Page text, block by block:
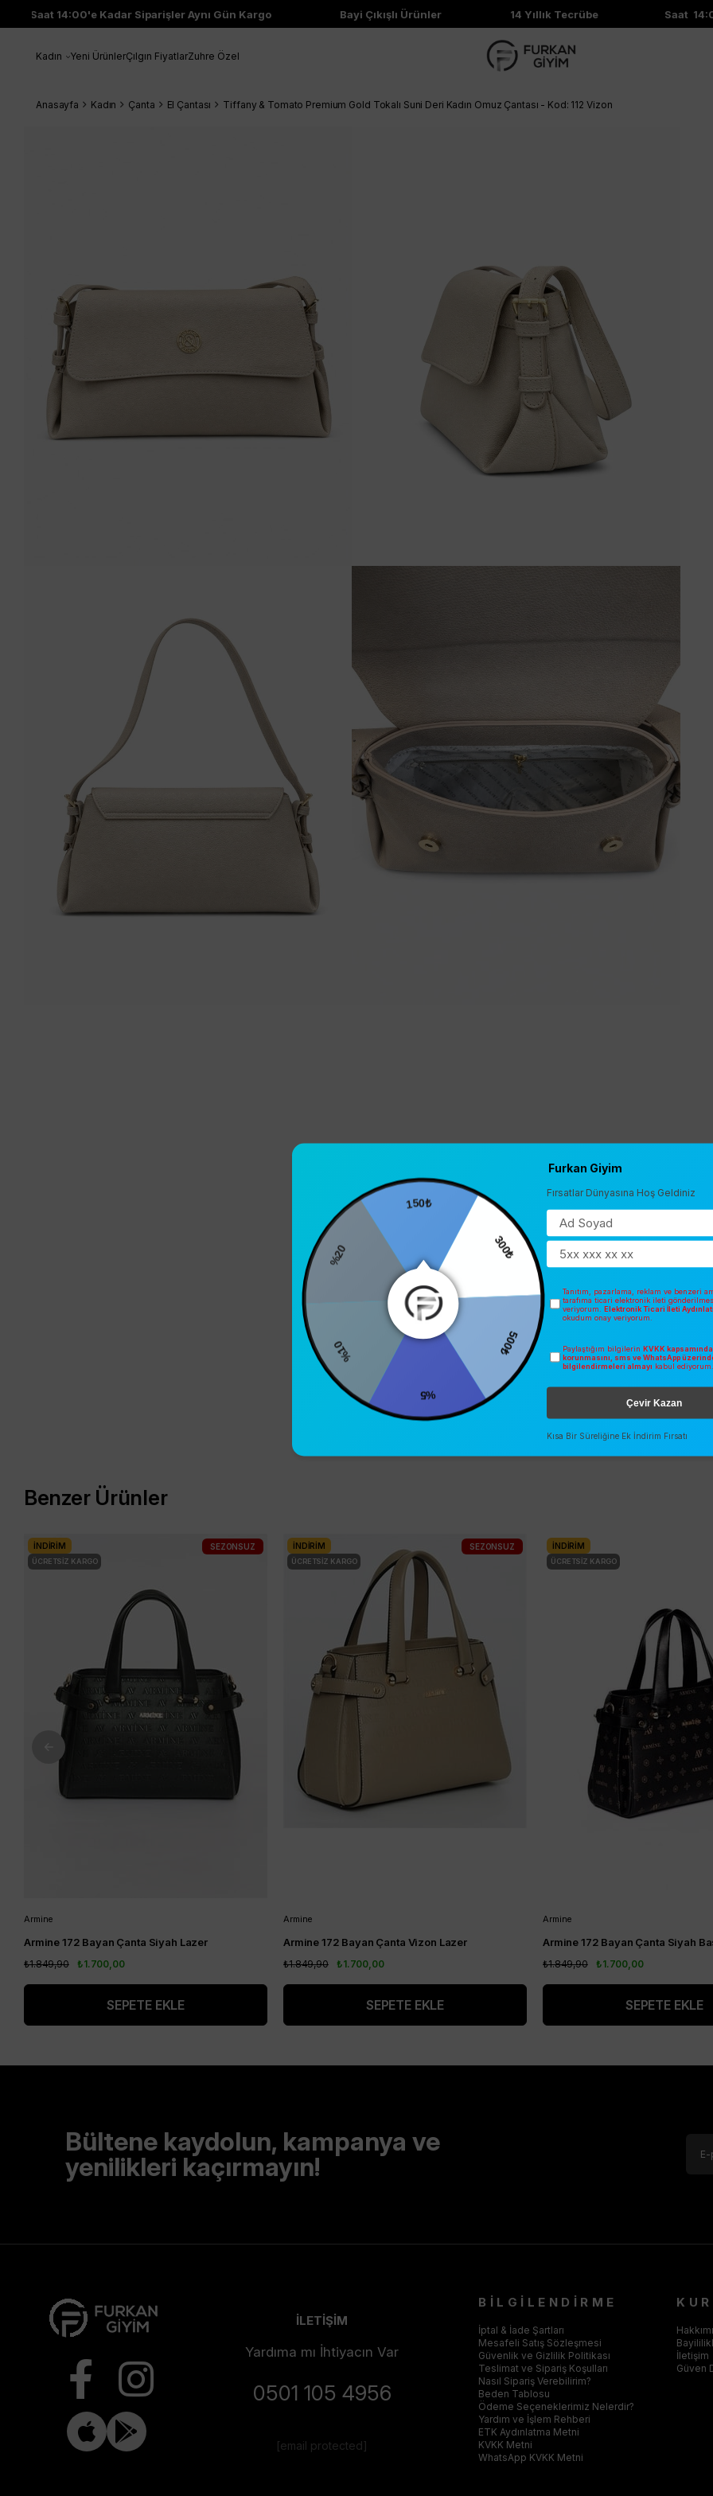
Saat 14:00'e Kadar Siparişler Aynı Gün Kargo Bayi Çıkışlı Ürünler 14 Yıllık Tecrübe Saat
Kadın Yeni ÜrünlerÇılgın FiyatlarZuhre Özel
Anasayfa Kadın Çanta El Çantası Tiffany & Tomato Premium Gold Tokalı Suni Deri Kadın Omuz Çantası - Kod: 112 Vizon
Benzer Ürünler
Armine
Armine 172 Bayan Çanta Siyah Lazer
₺1.700,00
₺1.849,90
SEPETE EKLE
İNDIRIM
ÜCRETSIZ KARGO
SEZONSUZ
Armine
Armine 172 Bayan Çanta Vizon Lazer
₺1.700,00
₺1.849,90
SEPETE EKLE
İNDIRIM
ÜCRETSIZ KARGO
SEZONSUZ
Armine
Armine 172 Bayan Çanta Siyah
₺1.700,00
₺1.849,90
SEPETE EKLE
İNDIRIM
ÜCRETSIZ KARGO
Bültene kaydolun, kampanya ve
yenilikleri kaçırmayın!
İLETİŞİM
Yardıma mı İhtiyacın Var
0501 105 4956
[email protected]
BİLGİLENDİRME
İptal & İade Şartları
Mesafeli Satış Sözleşmesi
Güvenlik ve Gizlilik Politikası
Teslimat ve Sipariş Koşulları
Nasıl Sipariş Verebilirim?
Beden Tablosu
Ödeme Seçeneklerimiz Nelerdir?
Yardım ve İşlem Rehberi
ETK Aydınlatma Metni
KVKK Metni
WhatsApp KVKK Metni
İletişim
Güven
150₺
300₺
500₺
%5
%10
%20
Furkan Giyim
Fırsatlar Dünyasına Hoş Geldiniz
Tanıtım, pazarlama, reklam ve benzeri
tarafıma ticari elektronik ileti
veriyorum. Elektronik Ticari İleti
okudum onay veriyorum.
Paylaştığım bilgilerin KVKK
korunmasını, sms ve WhatsApp
bilgilendirmeleri almayı kabul ediyorum.
Çevir Kazan
Kısa Bir Süreliğine Ek İndirim Fırsatı